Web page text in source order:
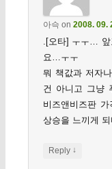
아슥 on 2008. 09.
.[오타] ㅜㅜ…
요…ㅜㅜ
뭐 책값과 저자
건 아니고 그냥
비즈앤비즈판
상승을 느끼게 되
Reply ↓